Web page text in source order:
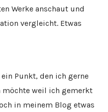
Werke anschaut und
vergleicht. Etwas
Punkt, den ich gerne
möchte weil ich gemerkt
in meinem Blog etwas